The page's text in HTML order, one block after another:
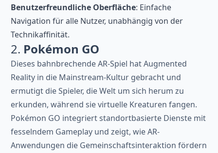
Benutzerfreundliche Oberfläche: Einfache
Navigation für alle Nutzer, unabhängig von der
Technikaffinität.
2. Pokémon GO
Dieses bahnbrechende AR-Spiel hat Augmented
Reality in die Mainstream-Kultur gebracht und
ermutigt die Spieler, die Welt um sich herum zu
erkunden, während sie virtuelle Kreaturen fangen.
Pokémon GO integriert standortbasierte Dienste mit
fesselndem Gameplay und zeigt, wie AR-
Anwendungen die Gemeinschaftsinteraktion fördern